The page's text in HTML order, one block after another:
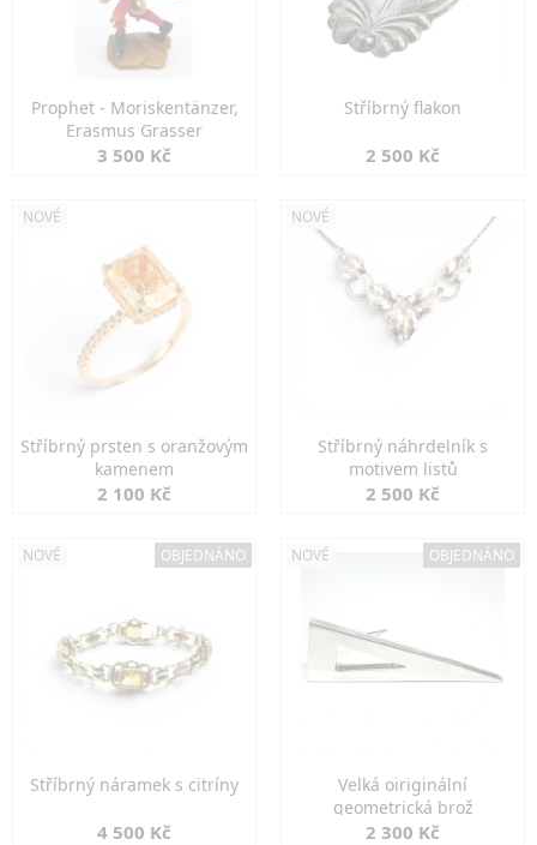
Prophet - Moriskentänzer,
Erasmus Grasser
3 500 Kč
Stříbrný flakon
2 500 Kč
NOVÉ
Stříbrný prsten s oranžovým
kamenem
2 100 Kč
NOVÉ
Stříbrný náhrdelník s
motivem listů
2 500 Kč
NOVÉ OBJEDNÁNO
Stříbrný náramek s citríny
4 500 Kč
NOVÉ OBJEDNÁNO
Velká oiriginální
geometrická brož
2 300 Kč